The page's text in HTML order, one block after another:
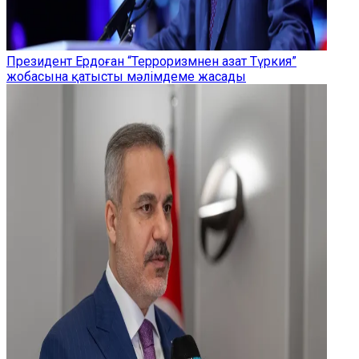
Президент Ердоған “Терроризмнен азат Түркия”
жобасына қатысты мәлімдеме жасады